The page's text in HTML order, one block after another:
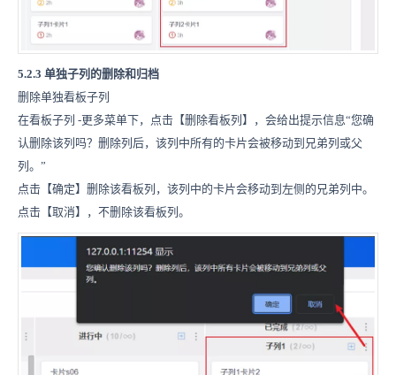
5.2.3 单独子列的删除和归档
删除单独看板子列
在看板子列 -更多菜单下，点击【删除看板列】，会给出提示信息“您确
认删除该列吗？删除列后，该列中所有的卡片会被移动到兄弟列或父
列。”
点击【确定】删除该看板列，该列中的卡片会移动到左侧的兄弟列中。
点击【取消】，不删除该看板列。